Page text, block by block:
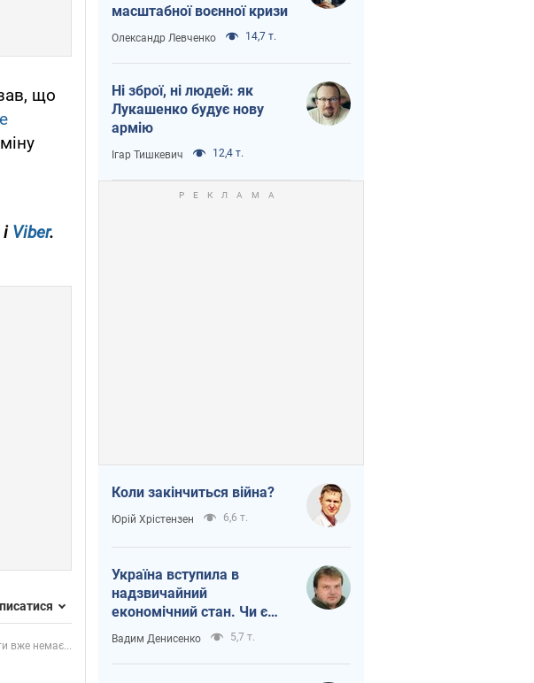
що
Viber.
вже немає...
масштабної воєнної кризи
Олександр Левченко 14,7 т.
Ні зброї, ні людей: як
Лукашенко будує нову
армію
Ігар Тишкевич 12,4 т.
Коли закінчиться війна?
Юрій Хрістензен 6,6 т.
Україна вступила в
надзвичайний
економічний стан. Чи є
світло вкінці тунелю?
Вадим Денисенко 5,7 т.